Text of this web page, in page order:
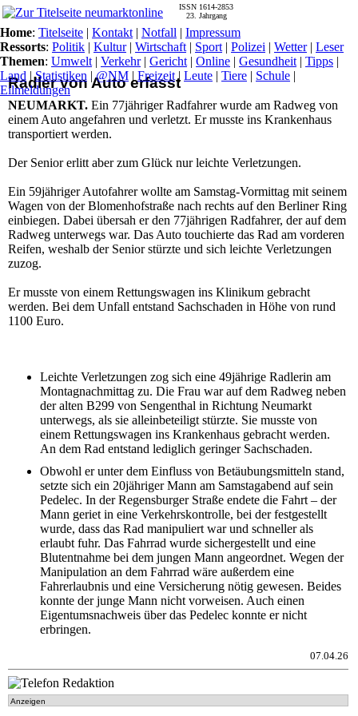
Radler von Auto erfasst
NEUMARKT. Ein 77jähriger Radfahrer wurde am Radweg von
einem Auto angefahren und verletzt. Er musste ins Krankenhaus
transportiert werden.
Der Senior erlitt aber zum Glück nur leichte Verletzungen.
Ein 59jähriger Autofahrer wollte am Samstag-Vormittag mit seinem
Wagen von der Blomenhofstraße nach rechts auf den Berliner Ring
einbiegen. Dabei übersah er den 77jährigen Radfahrer, der auf dem
Radweg unterwegs war. Das Auto touchierte das Rad am vorderen
Reifen, weshalb der Senior stürzte und sich leichte Verletzungen
zuzog.
Er musste von einem Rettungswagen ins Klinikum gebracht
werden. Bei dem Unfall entstand Sachschaden in Höhe von rund
1100 Euro.
Leichte Verletzungen zog sich eine 49jährige Radlerin am
Montagnachmittag zu. Die Frau war auf dem Radweg neben
der alten B299 von Sengenthal in Richtung Neumarkt
unterwegs, als sie alleinbeteiligt stürzte. Sie musste von
einem Rettungswagen ins Krankenhaus gebracht werden.
An dem Rad entstand lediglich geringer Sachschaden.
Obwohl er unter dem Einfluss von Betäubungsmitteln stand,
setzte sich ein 20jähriger Mann am Samstagabend auf sein
Pedelec. In der Regensburger Straße endete die Fahrt – der
Mann geriet in eine Verkehrskontrolle, bei der festgestellt
wurde, dass das Rad manipuliert war und schneller als
erlaubt fuhr. Das Fahrrad wurde sichergestellt und eine
Blutentnahme bei dem jungen Mann angeordnet. Wegen der
Manipulation an dem Fahrrad wäre außerdem eine
Fahrerlaubnis und eine Versicherung nötig gewesen. Beides
konnte der junge Mann nicht vorweisen. Auch einen
Eigentumsnachweis über das Pedelec konnte er nicht
erbringen.
07.04.26
Anzeigen
ISSN 1614-2853
23. Jahrgang
Home: Titelseite | Kontakt | Notfall | Impressum
Ressorts: Politik | Kultur| Wirtschaft | Sport | Polizei | Wetter| Leser
Themen: Umwelt | Verkehr| Gericht | Online | Gesundheit | Tipps |
Land |Statistiken |@NM | Freizeit| Leute | Tiere | Schule |
Eilmeldungen